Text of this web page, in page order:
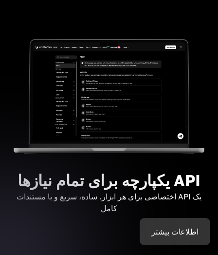
API یکپارچه برای تمام نیازها
یک API اختصاصی برای هر ابزار. ساده، سریع و با مستندات
کامل
اطلاعات بیشتر